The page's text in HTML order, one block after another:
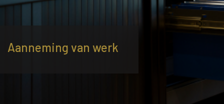
Aanneming van werk